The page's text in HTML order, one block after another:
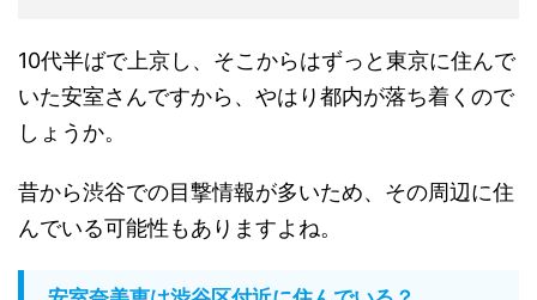
10代半ばで上京し、そこからはずっと東京に住んで
いた安室さんですから、やはり都内が落ち着くので
しょうか。
昔から渋谷での目撃情報が多いため、その周辺に住
んでいる可能性もありますよね。